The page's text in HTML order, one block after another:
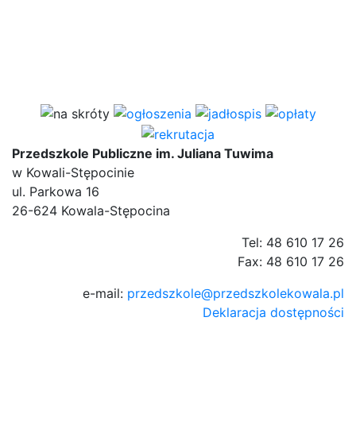
Przedszkole Publiczne im. Juliana Tuwima
w Kowali-Stępocinie
ul. Parkowa 16
26-624 Kowala-Stępocina
Tel: 48 610 17 26
Fax: 48 610 17 26
e-mail: przedszkole@przedszkolekowala.pl
Deklaracja dostępności